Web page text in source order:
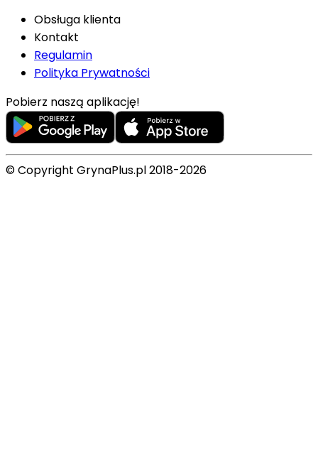
Obsługa klienta
Kontakt
Regulamin
Polityka Prywatności
Pobierz naszą aplikację!
© Copyright GrynaPlus.pl 2018-2026